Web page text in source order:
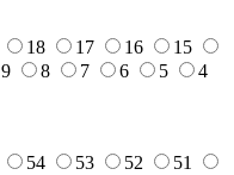
18 17 16
15
9 8 7 6 5
4
54 53 52
51